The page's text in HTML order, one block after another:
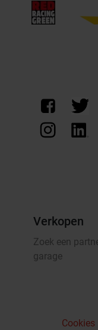
Verkopen
Zoek een
garage
Cookies